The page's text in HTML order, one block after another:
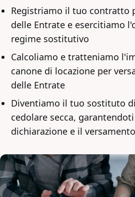
Registriamo il tuo contratto
delle Entrate e esercitiamo
regime sostitutivo
Calcoliamo e tratteniamo
canone di locazione per
delle Entrate
Diventiamo il tuo sostituto
cedolare secca,
dichiarazione e il versamento